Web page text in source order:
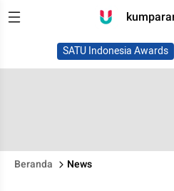
SATU Indonesia Awards
Beranda News